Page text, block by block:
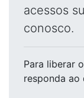
acessos
conosco.
Para liberar
responda ao